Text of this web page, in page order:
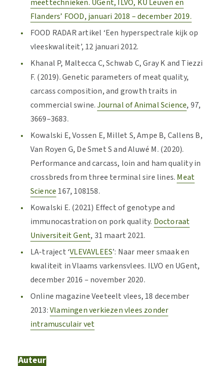
meettechnieken. UGent, ILVO, KU Leuven en
Flanders’ FOOD, januari 2018 – december 2019.
FOOD RADAR artikel ‘Een hyperspectrale kijk op
vleeskwaliteit’, 12 januari 2012.
Khanal P, Maltecca C, Schwab C, Gray K and Tiezzi
F. (2019). Genetic parameters of meat quality,
carcass composition, and growth traits in
commercial swine.Journal of Animal Science, 97,
3669–3683.
Kowalski E, Vossen E, Millet S, Ampe B, Callens B,
Van Royen G, De Smet S and Aluwé M. (2020).
Performance and carcass, loin and ham quality in
crossbreds from three terminal sire lines. Meat
Science 167, 108158.
Kowalski E. (2021) Effect of genotype and
immunocastration on pork quality. Doctoraat
Universiteit Gent, 31 maart 2021.
LA-traject ‘VLEVAVLEES’: Naar meer smaak en
kwaliteit in Vlaams varkensvlees. ILVO en UGent,
december 2016 – november 2020.
Online magazine Veeteelt vlees, 18 december
2013:Vlamingen verkiezen vlees zonder
intramusculair vet
Auteur